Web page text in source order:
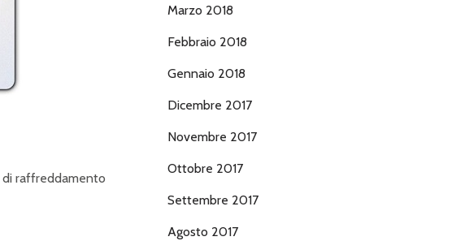
di raffreddamento
Marzo 2018
Febbraio 2018
Gennaio 2018
Dicembre 2017
Novembre 2017
Ottobre 2017
Settembre 2017
Agosto 2017